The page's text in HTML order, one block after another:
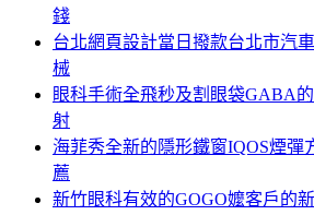
錢
台北網頁設計當日撥款台北市汽
械
眼科手術全飛秒及割眼袋GABA
射
海菲秀全新的隱形鐵窗IQOS煙彈
薦
新竹眼科有效的GOGO嬤客戶的